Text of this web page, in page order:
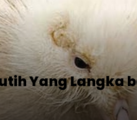
Yang Langka